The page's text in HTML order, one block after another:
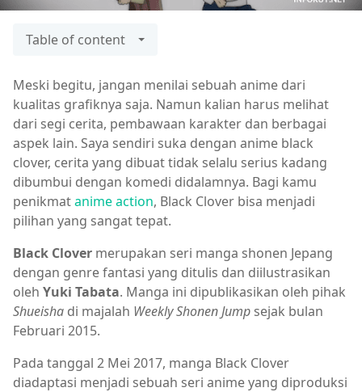
Table of content
Meski begitu, jangan menilai sebuah anime dari
kualitas grafiknya saja. Namun kalian harus melihat
dari segi cerita, pembawaan karakter dan berbagai
aspek lain. Saya sendiri suka dengan anime black
clover, cerita yang dibuat tidak selalu serius kadang
dibumbui dengan komedi didalamnya. Bagi kamu
penikmatanime action, Black Clover bisa menjadi
pilihan yang sangat tepat.
Black Clover merupakan seri manga shonen Jepang
dengan genre fantasi yang ditulis dan diilustrasikan
oleh Yuki Tabata. Manga ini dipublikasikan oleh pihak
Shueisha di majalah Weekly Shonen Jump sejak bulan
Februari 2015.
Pada tanggal 2 Mei 2017, manga Black Clover
diadaptasi menjadi sebuah seri anime yang diproduksi